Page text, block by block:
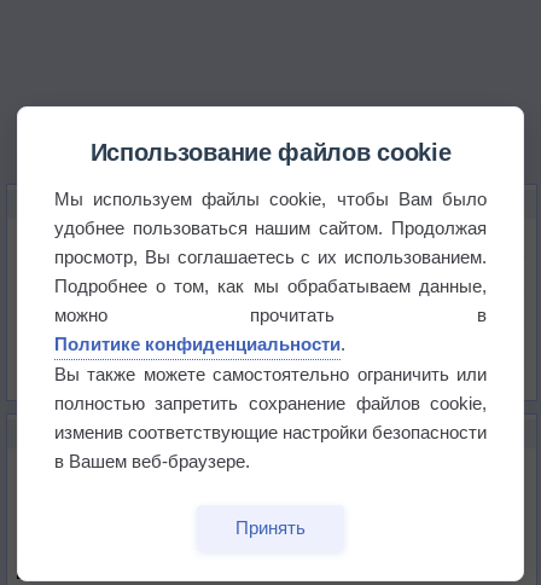
КАРТЫ ПОГОДЫ В ИНИНЕ
Температура
Давление
Осадки
Облачность
Список всех карт
НОВОЕ О ПОГОДЕ
Космическая погода влияет на транспорт
Приложение построит маршрут через тень
Использование файлов cookie
Мы используем файлы cookie, чтобы Вам было
удобнее пользоваться нашим сайтом. Продолжая
просмотр, Вы соглашаетесь с их использованием.
Подробнее о том, как мы обрабатываем данные,
можно прочитать в
Политике конфиденциальности.
Вы также можете самостоятельно ограничить или
полностью запретить сохранение файлов cookie,
изменив соответствующие настройки безопасности
в Вашем веб-браузере.
Принять